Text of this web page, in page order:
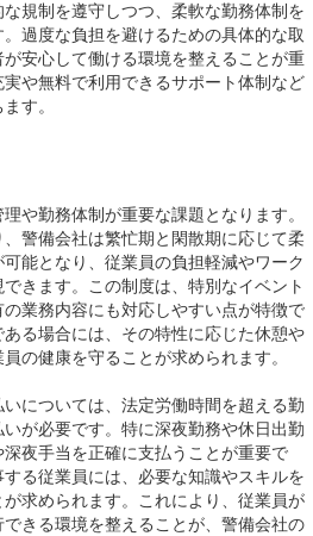
規制を遵守しつつ、柔軟な勤務体制を
過度な負担を避けるための具体的な取
安心して働ける環境を整えることが重
や無料で利用できるサポート体制など
す。
や勤務体制が重要な課題となります。
警備会社は繁忙期と閑散期に応じて柔
能となり、従業員の負担軽減やワーク
きます。この制度は、特別なイベント
業務内容にも対応しやすい点が特徴で
る場合には、その特性に応じた休憩や
の健康を守ることが求められます。
については、法定労働時間を超える勤
が必要です。特に深夜勤務や休日出勤
夜手当を正確に支払うことが重要で
る従業員には、必要な知識やスキルを
求められます。これにより、従業員が
きる環境を整えることが、警備会社の